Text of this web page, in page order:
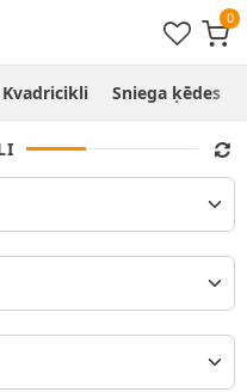
Kvadricikli Sniega ķēdes